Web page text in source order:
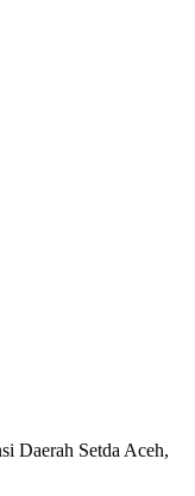
Daerah Setda Aceh,